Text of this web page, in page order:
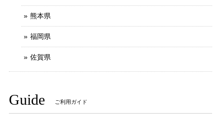
熊本県
福岡県
佐賀県
Guide ご利用ガイド